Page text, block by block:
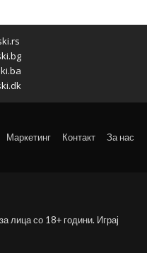
Маркетинг Контакт За нас
лица со 18+ години. Играј